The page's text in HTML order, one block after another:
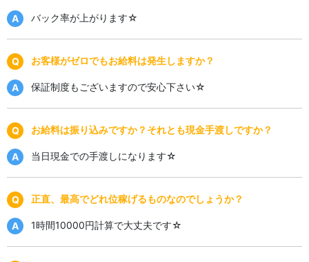
バック率が上がります☆
お客様がゼロでもお給料は発生しますか？
保証制度もございますので安心下さい☆
お給料は振り込みですか？それとも現金手渡しですか？
当日現金での手渡しになります☆
正直、最高でどれ位稼げるものなのでしょうか？
1時間10000円計算で大丈夫です☆